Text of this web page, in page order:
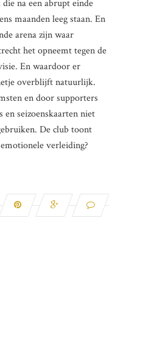
na een abrupt einde
maanden leeg staan. En
arena zijn waar
het opneemt tegen de
En waardoor er
overblijft natuurlijk.
en door supporters
en seizoenskaarten niet
De club toont
verleiding?